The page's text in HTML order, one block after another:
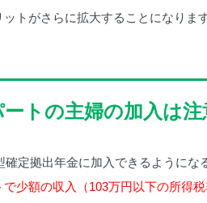
トがさらに拡大することになります
トの主婦の加入は
定拠出年金に加入できるようにな
少額の収入（103万円以下の所得